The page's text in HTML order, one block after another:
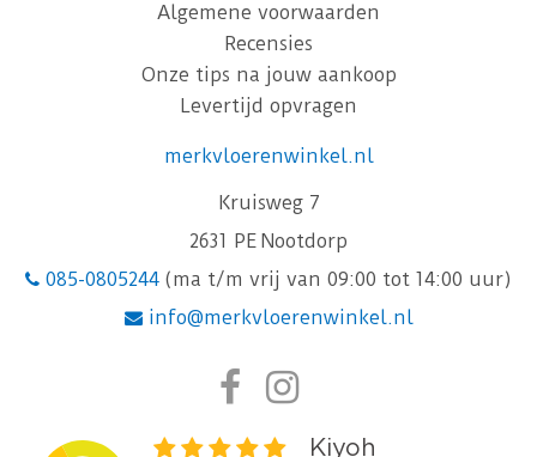
Algemene voorwaarden
Recensies
Onze tips na jouw aankoop
Levertijd opvragen
merkvloerenwinkel.nl
Kruisweg 7
2631 PE Nootdorp
085-0805244 (ma t/m vrij van 09:00 tot 14:00 uur)
info@merkvloerenwinkel.nl